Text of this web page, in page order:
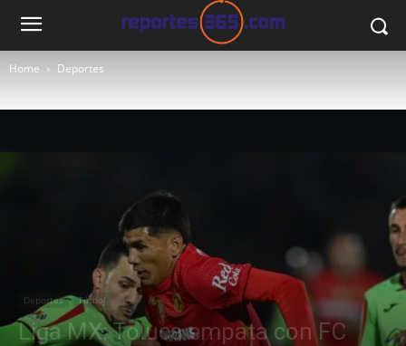
Home Deportes
Deportes Fútbol
Liga MX: Toluca empata con FC